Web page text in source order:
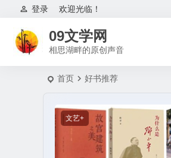
欢迎光临！
登录
09文学网
相思湖畔的原创声音
首页 好书推荐
文艺+